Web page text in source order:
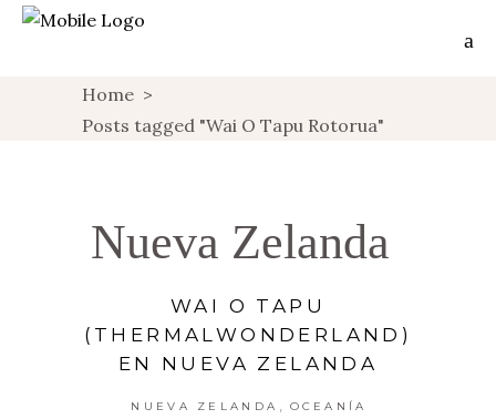
Home >
Posts tagged "Wai O Tapu Rotorua"
Nueva Zelanda
WAI O TAPU
(THERMALWONDERLAND)
EN NUEVA ZELANDA
NUEVA ZELANDA OCEANÍA